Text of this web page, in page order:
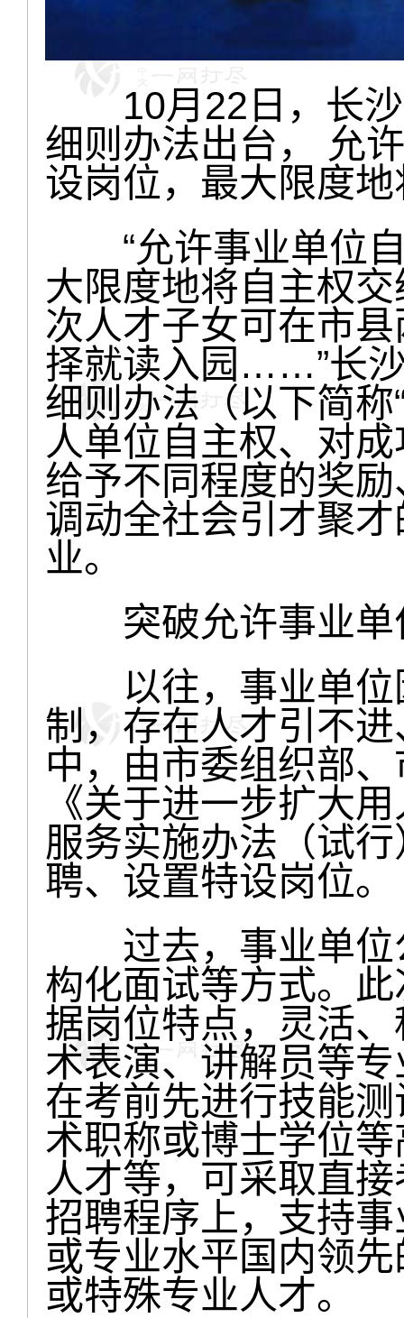
10月22日，长沙“
细则办法出台， 允
设岗位，最大限度
“允许事业单位自
大限度地将自主权
次人才子女可在市
择就读入园……”长沙
细则办法（以下简称
人单位自主权、对
给予不同程度的奖
调动全社会引才聚
业。
突破允许事业单
以往，事业单位
制，存在人才引不
中，由市委组织部
《关于进一步扩大
服务实施办法（试
聘、设置特设岗位。
过去，事业单位
构化面试等方式。
据岗位特点，灵活
术表演、讲解员等
在考前先进行技能
术职称或博士学位
人才等，可采取直
招聘程序上，支持
或专业水平国内领
或特殊专业人才。